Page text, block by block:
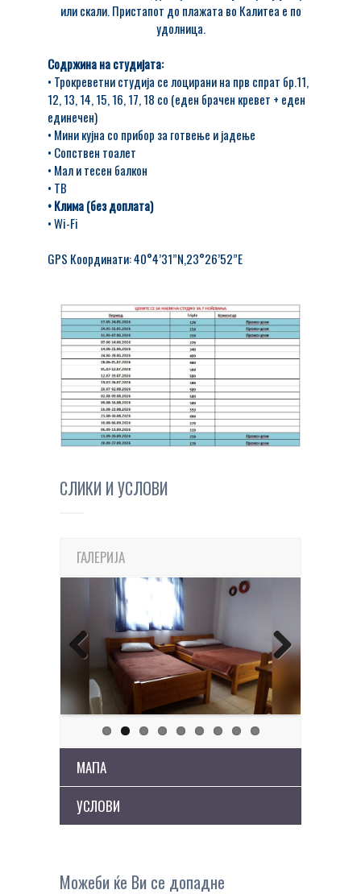
или скали. Пристапот до плажата во Калитеа е по
удолница.
Содржина на студијата:
• Трокреветни студија се лоцирани на прв спрат бр.11,
12, 13, 14, 15, 16, 17, 18 со (еден брачен кревет + еден
единечен)
• Мини кујна со прибор за готвење и јадење
• Сопствен тоалет
• Мал и тесен балкон
• ТВ
• Клима (без доплата)
• Wi-Fi
GPS Координати: 40°4’31”N,23°26’52”E
СЛИКИ И УСЛОВИ
ГАЛЕРИЈА
Previous Next
МАПА
УСЛОВИ
Можеби ќе Ви се допадне